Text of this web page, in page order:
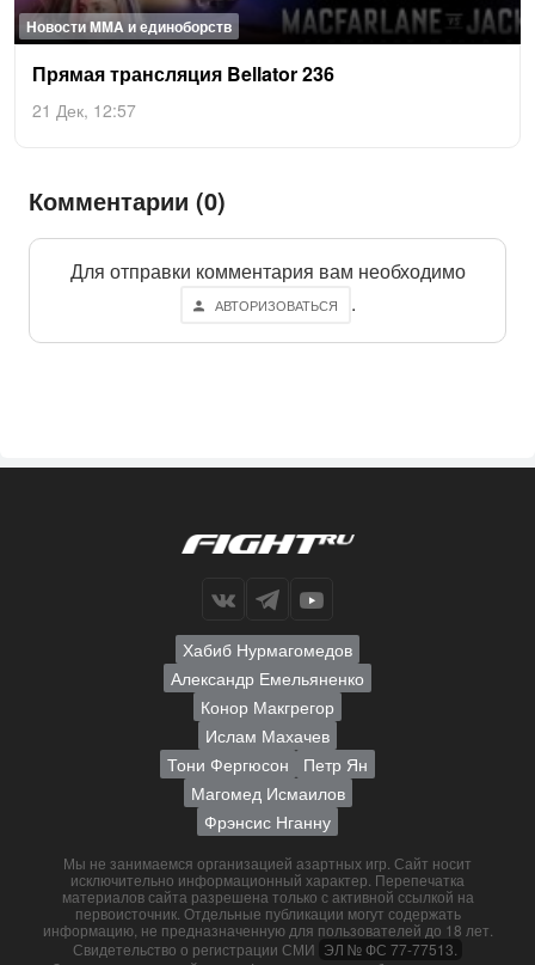
Новости MMA и единоборств
Пря­мая транс­ля­ция Bel­la­tor 236
21 Дек, 12:57
Комментарии (0)
Для отправки комментария вам необходимо
АВТОРИЗОВАТЬСЯ .
Хабиб Нурмагомедов
Александр Емельяненко
Конор Макгрегор
Ислам Махачев
Тони Фергюсон
Петр Ян
Магомед Исмаилов
Фрэнсис Нганну
Мы не занимаемся организацией азартных игр. Сайт носит
исключительно информационный характер. Перепечатка
материалов сайта разрешена только с активной ссылкой на
первоисточник. Отдельные публикации могут содержать
информацию, не предназначенную для пользователей до 18 лет.
Свидетельство о регистрации СМИ ЭЛ № ФС 77-77513.